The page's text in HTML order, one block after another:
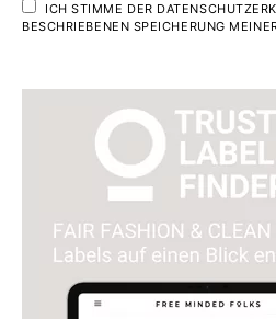
ICH STIMME DER
BESCHRIEBENEN SPEICHERUNG